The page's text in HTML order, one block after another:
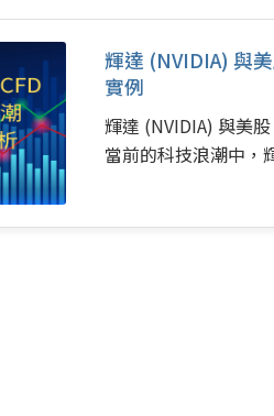
輝達 (NVIDIA) 與
實例
輝達 (NVIDIA) 與美
當前的科技浪潮中，